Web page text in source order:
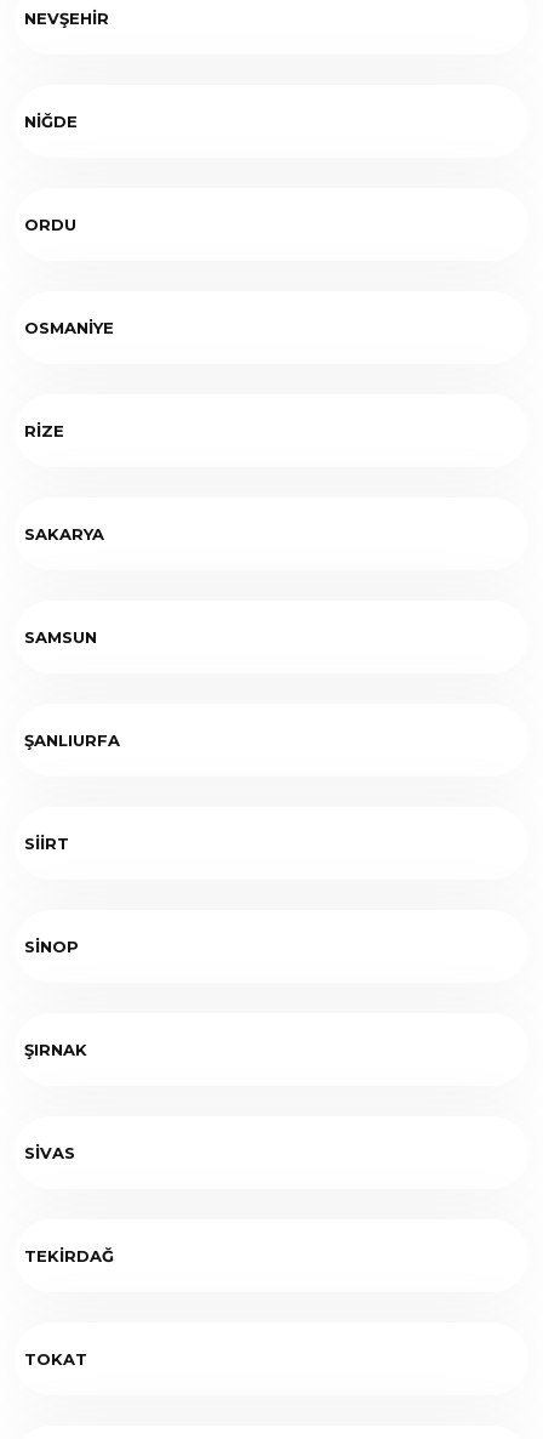
NEVŞEHİR
NİĞDE
ORDU
OSMANİYE
RİZE
SAKARYA
SAMSUN
ŞANLIURFA
SİİRT
SİNOP
ŞIRNAK
SİVAS
TEKİRDAĞ
TOKAT